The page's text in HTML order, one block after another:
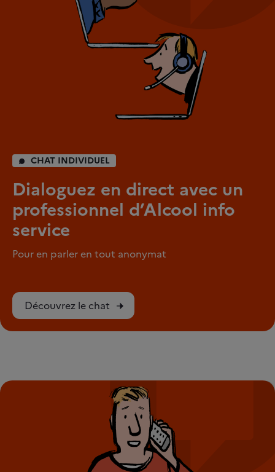
CHAT INDIVIDUEL
Dialoguez en direct avec un
professionnel d’Alcool info
service
Pour en parler en tout anonymat
Découvrez le chat